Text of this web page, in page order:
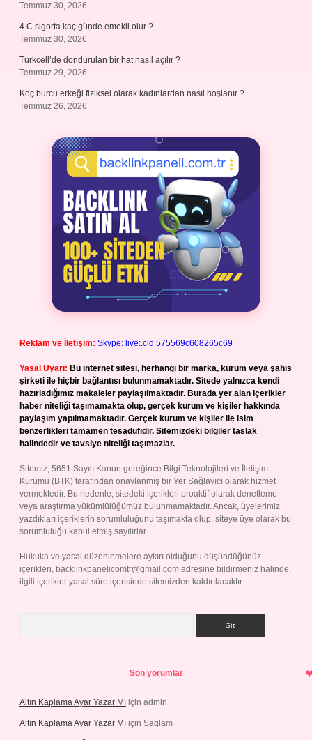
Temmuz 30, 2026
4 C sigorta kaç günde emekli olur ?
Temmuz 30, 2026
Turkcell’de dondurulan bir hat nasıl açılır ?
Temmuz 29, 2026
Koç burcu erkeği fiziksel olarak kadınlardan nasıl hoşlanır ?
Temmuz 26, 2026
Reklam ve İletişim: Skype: live:.cid.575569c608265c69
Yasal Uyarı: Bu internet sitesi, herhangi bir marka, kurum veya şahıs
şirketi ile hiçbir bağlantısı bulunmamaktadır. Sitede yalnızca kendi
hazırladığımız makaleler paylaşılmaktadır. Burada yer alan içerikler
haber niteliği taşımamakta olup, gerçek kurum ve kişiler hakkında
paylaşım yapılmamaktadır. Gerçek kurum ve kişiler ile isim
benzerlikleri tamamen tesadüfidir. Sitemizdeki bilgiler taslak
halindedir ve tavsiye niteliği taşımazlar.
Sitemiz, 5651 Sayılı Kanun gereğince Bilgi Teknolojileri ve İletişim
Kurumu (BTK) tarafından onaylanmış bir Yer Sağlayıcı olarak hizmet
vermektedir. Bu nedenle, sitedeki içerikleri proaktif olarak denetleme
veya araştırma yükümlülüğümüz bulunmamaktadır. Ancak, üyelerimiz
yazdıkları içeriklerin sorumluluğunu taşımakta olup, siteye üye olarak bu
sorumluluğu kabul etmiş sayılırlar.
Hukuka ve yasal düzenlemelere aykırı olduğunu düşündüğünüz
içerikleri, backlinkpanelicomtr@gmail.com adresine bildirmeniz halinde,
ilgili içerikler yasal süre içerisinde sitemizden kaldırılacaktır.
Son yorumlar
Altın Kaplama Ayar Yazar Mı için admin
Altın Kaplama Ayar Yazar Mı için Sağlam